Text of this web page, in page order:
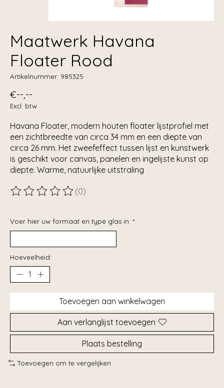
Maatwerk Havana
Floater Rood
Artikelnummer: 985325
€--,--
Excl. btw
Havana Floater, modern houten floater lijstprofiel met
een zichtbreedte van circa 34 mm en een diepte van
circa 26 mm. Het zweefeffect tussen lijst en kunstwerk
is geschikt voor canvas, panelen en ingelijste kunst op
diepte. Warme, natuurlijke uitstraling
De beoordeling van dit product is
(0)
Voer hier uw formaat en type glas in: *
Hoeveelheid:
Toevoegen aan winkelwagen
Aan verlanglijst toevoegen
Plaats bestelling
Toevoegen om te vergelijken